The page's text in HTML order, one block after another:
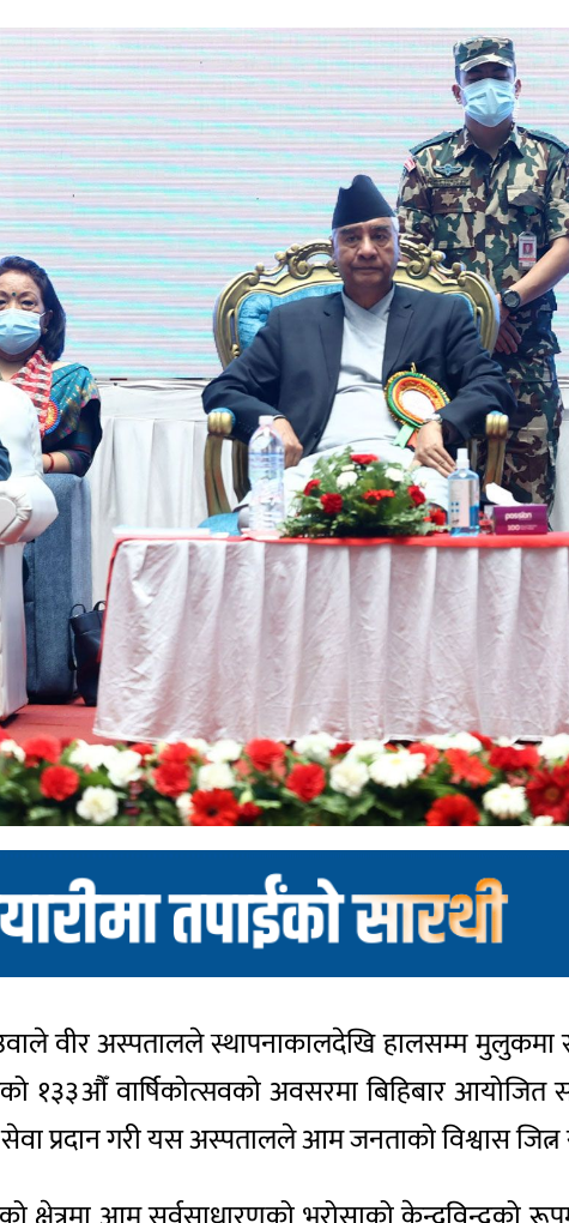
देउवाले वीर अस्पतालले स्थापनाकालदेखि हालसम्म मुलुकमा
१३३औँ वार्षिकोत्सवको अवसरमा बिहिबार आयोजित
प्रदान गरी यस अस्पतालले आम जनताको विश्वास